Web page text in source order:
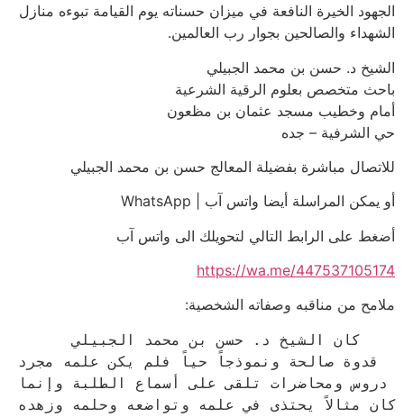
الجهود الخيرة النافعة في ميزان حسناته يوم القيامة تبوءه منازل
الشهداء والصالحين بجوار رب العالمين.
الشيخ د. حسن بن محمد الجبيلي
باحث متخصص بعلوم الرقية الشرعية
أمام وخطيب مسجد عثمان بن مظعون
حي الشرفية – جده
للاتصال مباشرة بفضيلة المعالج حسن بن محمد الجبيلي
أو يمكن المراسلة أيضا واتس آب | WhatsApp
أضغط على الرابط التالي لتحويلك الى واتس آب
https://wa.me/447537105174
ملامح من مناقبه وصفاته الشخصية: